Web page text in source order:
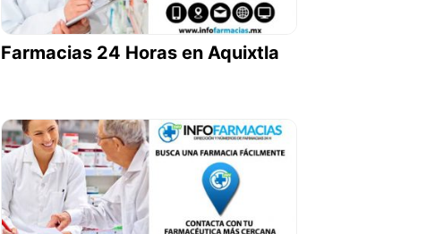
Farmacias 24 Horas en Aquixtla